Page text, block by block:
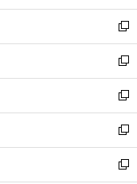
開
く
ウ
で
開
く
ン
ド
ウ
で
開
く
ウ
ィ
ン
ド
ウ
で
開
く
新
し
い
ウ
ィ
ン
ド
ウ
で
新
し
い
ウ
ィ
ン
ド
新
し
い
ウ
ィ
新
し
い
新